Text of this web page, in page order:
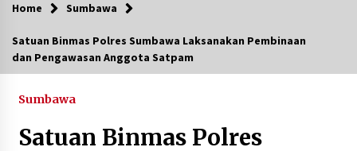
Breaking News
Iklan Layanan KSB MAJU LUAR BIASA, Hukum
Kejaksaan KSB Mulai Lidik Mafia Tanah Desa
Home Sumbawa
Satuan Binmas Polres Sumbawa Laksanakan Pembinaan
dan Pengawasan Anggota Satpam
Sumbawa
Satuan Binmas Polres